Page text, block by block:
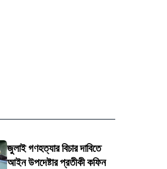
জুলাই গণহত্যার বিচার দাবিতে
আইন উপদেষ্টার প্রতীকী কফিন